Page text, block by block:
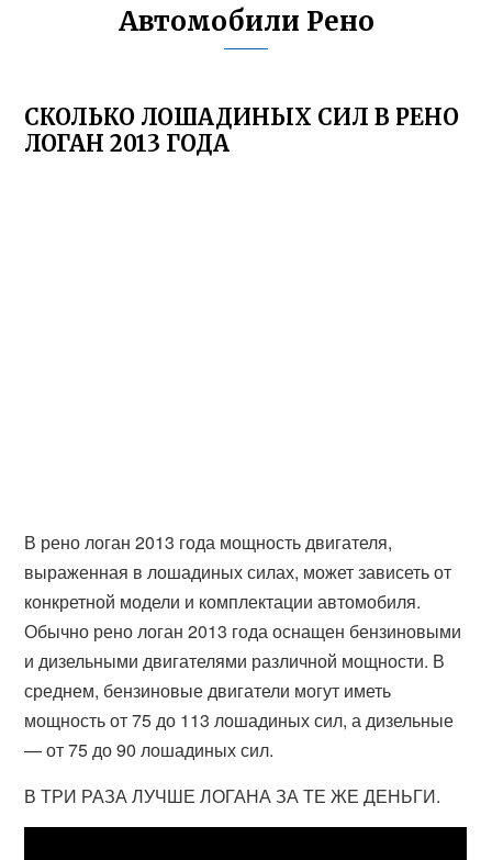
Автомобили Рено
СКОЛЬКО ЛОШАДИНЫХ СИЛ В РЕНО
ЛОГАН 2013 ГОДА
В рено логан 2013 года мощность двигателя,
выраженная в лошадиных силах, может зависеть от
конкретной модели и комплектации автомобиля.
Обычно рено логан 2013 года оснащен бензиновыми
и дизельными двигателями различной мощности. В
среднем, бензиновые двигатели могут иметь
мощность от 75 до 113 лошадиных сил, а дизельные
— от 75 до 90 лошадиных сил.
В ТРИ РАЗА ЛУЧШЕ ЛОГАНА ЗА ТЕ ЖЕ ДЕНЬГИ.